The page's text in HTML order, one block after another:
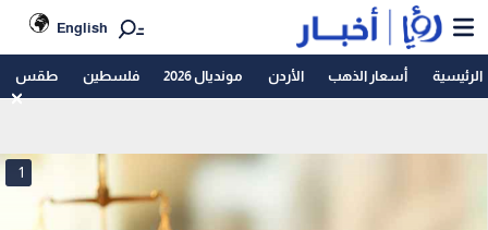
English
الرئيسية أسعار الذهب الأردن مونديال 2026 فلسطين طقس
1